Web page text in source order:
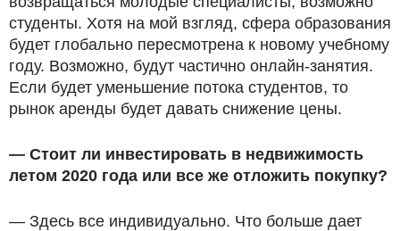
студенты. Хотя на мой взгляд, сфера образования
будет глобально пересмотрена к новому учебному
году. Возможно, будут частично онлайн-занятия.
Если будет уменьшение потока студентов, то
рынок аренды будет давать снижение цены.
— Стоит ли инвестировать в недвижимость
летом 2020 года или все же отложить покупку?
— Здесь все индивидуально. Что больше дает